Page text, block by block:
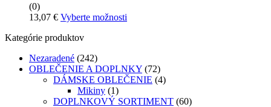
(0)
13,07 € Vyberte možnosti
Možnosti
si
vybrať
Kategórie produktov
Nezaradené (242)
OBLEČENIE A DOPLNKY (72)
DÁMSKE OBLEČENIE (4)
Mikiny (1)
DOPLNKOVÝ SORTIMENT (60)